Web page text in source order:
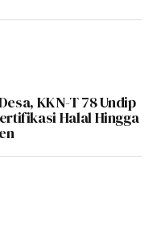
KKN-T 78 Undip
Halal Hingga